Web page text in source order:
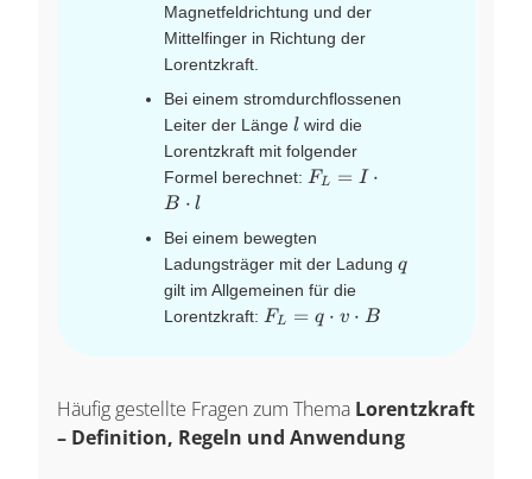
Magnetfeldrichtung und der
Mittelfinger in Richtung der
Lorentzkraft.
Bei einem stromdurchflossenen
Leiter der Länge l
l wird die
Lorentzkraft mit folgender
Formel berechnet: F_L
B
\cdot
l
FL = I ⋅
B ⋅ l
Bei einem bewegten
Ladungsträger mit der Ladung q
q
gilt im Allgemeinen für die
Lorentzkraft: F_L
\cdot
B
FL = q ⋅ v ⋅ B
Häufig gestellte Fragen zum Thema Lorentzkraft
– Definition, Regeln und Anwendung